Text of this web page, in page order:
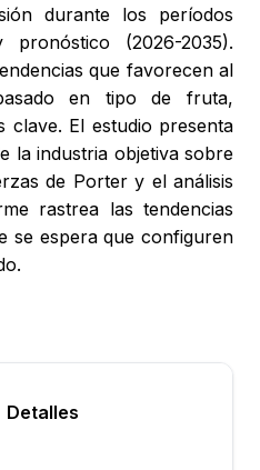
durante los períodos
pronóstico (2026-2035).
que favorecen al
en tipo de fruta,
clave. El estudio presenta
la industria objetiva sobre
de Porter y el análisis
rastrea las tendencias
se espera que configuren
Detalles